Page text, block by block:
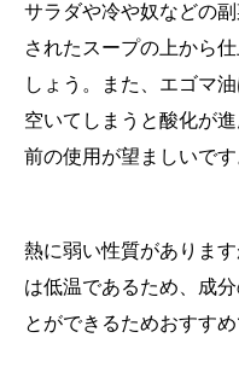
サラダや冷や奴などの
されたスープの上から
しょう。また、エゴマ
空いてしまうと酸化が
前の使用が望ましいです
熱に弱い性質がありま
は低温であるため、成
とができるためおすすめ